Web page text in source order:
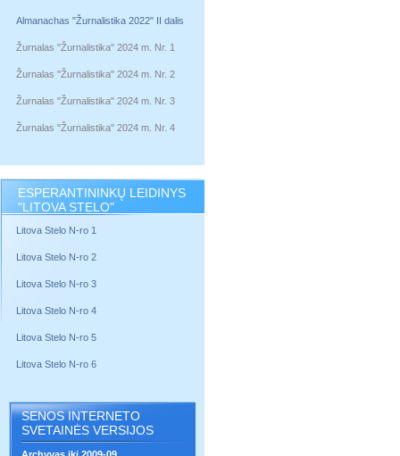
Almanachas "Žurnalistika 2022" II dalis
Žurnalas "Žurnalistika" 2024 m. Nr. 1
Žurnalas "Žurnalistika" 2024 m. Nr. 2
Žurnalas "Žurnalistika" 2024 m. Nr. 3
Žurnalas "Žurnalistika" 2024 m. Nr. 4
ESPERANTININKŲ LEIDINYS
"LITOVA STELO"
Litova Stelo N-ro 1
Litova Stelo N-ro 2
Litova Stelo N-ro 3
Litova Stelo N-ro 4
Litova Stelo N-ro 5
Litova Stelo N-ro 6
SENOS INTERNETO
SVETAINĖS VERSIJOS